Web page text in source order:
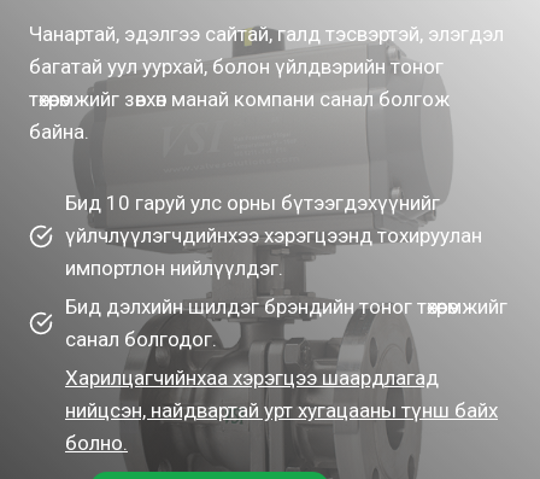
Чанартай, эдэлгээ сайтай, галд тэсвэртэй, элэгдэл
багатай уул уурхай, болон үйлдвэрийн тоног
төхөөрөмжийг зөвхөн манай компани санал болгож
байна.
Бид 10 гаруй улс орны бүтээгдэхүүнийг
үйлчлүүлэгчдийнхээ хэрэгцээнд тохируулан
импортлон нийлүүлдэг.
Бид дэлхийн шилдэг брэндийн тоног төхөөрөмжийг
санал болгодог.
Харилцагчийнхаа хэрэгцээ шаардлагад
нийцсэн, найдвартай урт хугацааны түнш байх
болно.